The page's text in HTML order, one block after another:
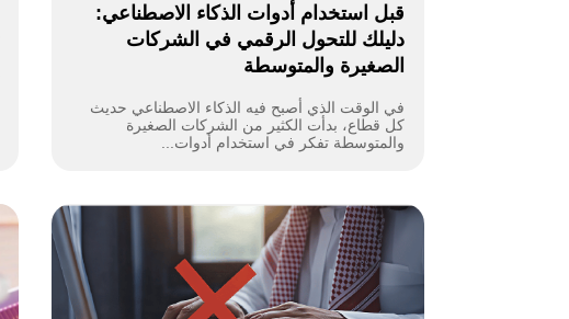
قبل استخدام أدوات الذكاء الاصطناعي:
دليلك للتحول الرقمي في الشركات
الصغيرة والمتوسطة
في الوقت الذي أصبح فيه الذكاء الاصطناعي حديث
كل قطاع، بدأت الكثير من الشركات الصغيرة
والمتوسطة تفكر في استخدام أدوات...